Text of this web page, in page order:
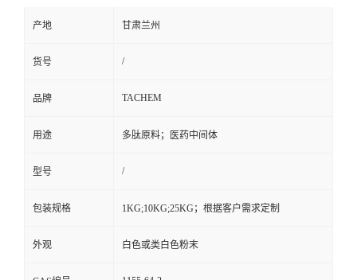
产地 甘肃兰州
货号 /
品牌 TACHEM
用途 多肽原料；医药中间体
型号 /
包装规格 1KG;10KG;25KG；根据客户需求定制
外观 白色或类白色粉末